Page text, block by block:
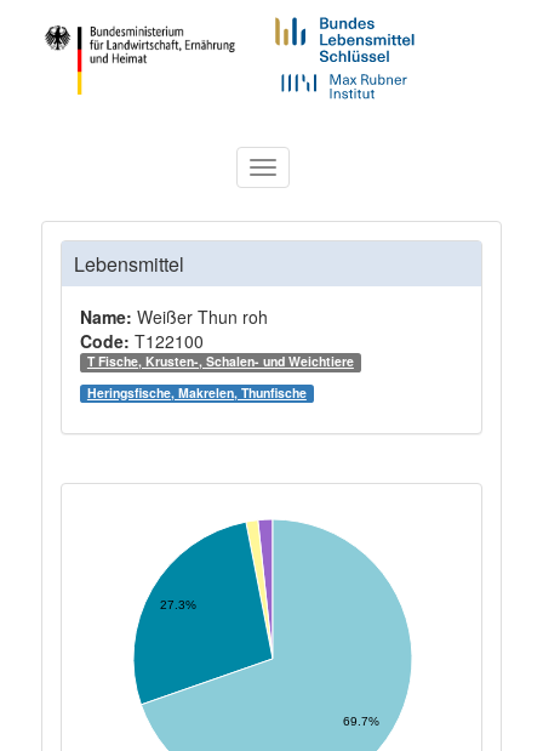
Toggle
navigation
Lebensmittel
Name: Weißer Thun roh
Code: T122100
T Fische, Krusten-, Schalen- und Weichtiere
Heringsfische, Makrelen, Thunfische
27.3%
69.7%